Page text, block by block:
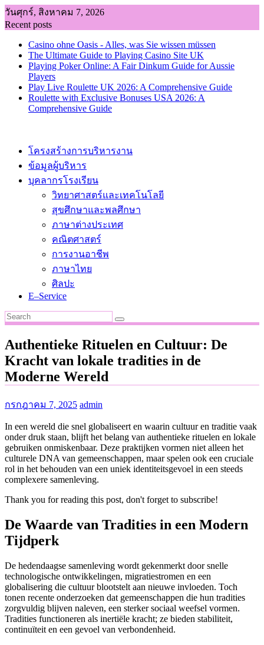
Skip
to
content
วันศุกร์, สิงหาคม 7, 2026
Recent posts
Casino ohne Oasis - Alles, was Sie wissen müssen
The Ultimate Guide to Playing Casino Site UK
Playing Poker Online: A Fair Dinkum Guide for Aussie
Players
Play Live Roulette UK 2026: A Comprehensive Guide
Roulette with Exclusive Bonuses USA 2026: A
Comprehensive Guide
โครงสร้างการบริหารงาน
ข้อมูลผู้บริหาร
บุคลากรโรงเรียน
วิทยาศาสตร์และเทคโนโลยี
สุขศึกษาและพลศึกษา
ภาษาต่างประเทศ
คณิตศาสตร์
การงานอาชีพ
ภาษาไทย
ศิลปะ
E–Service
Authentieke Rituelen en Cultuur: De
Kracht van lokale tradities in de
Moderne Wereld
กรกฎาคม 7, 2025 admin
In een wereld die snel globaliseert en waarin cultuur en traditie vaak
onder druk staan, blijft het belang van authentieke rituelen en lokale
gebruiken onmiskenbaar. Deze praktijken vormen niet alleen het
culturele DNA van gemeenschappen, maar spelen ook een cruciale
rol in het behouden van een uniek identiteitsgevoel in een steeds
complexere samenleving.
Thank you for reading this post, don't forget to subscribe!
De Waarde van Tradities in een Modern
Tijdperk
De hedendaagse samenleving wordt gekenmerkt door snelle
technologische ontwikkelingen, migratiestromen en een
globalisering die cultuur blootstelt aan nieuwe invloeden. Toch
tonen recente onderzoeken dat gemeenschappen die hun tradities
zorgvuldig blijven naleven, een sterker sociaal weefsel vormen.
Tradities functioneren als inertiële kracht; ze bieden stabiliteit,
continuïteit en een gevoel van verbondenheid.